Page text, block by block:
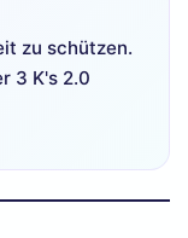
zu schützen.
3 K's 2.0